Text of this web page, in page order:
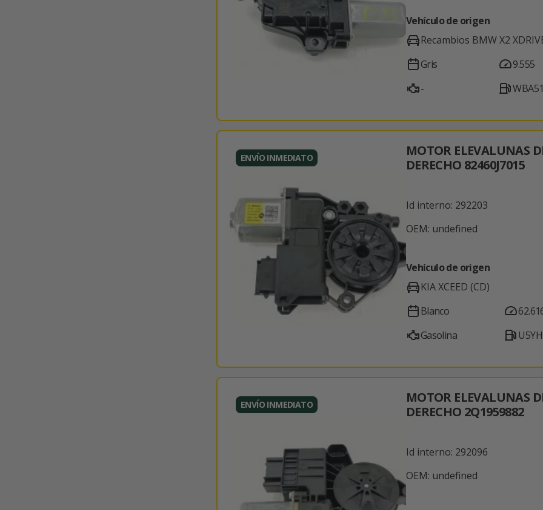
Vehículo de origen
Recambios BMW X2
Gris
-
9.555
ENVÍO INMEDIATO
MOTOR ELEVALUNAS
DERECHO 82460J7015
Id interno: 292203
OEM: undefined
Vehículo de origen
KIA XCEED (CD)
Blanco
Gasolina
ENVÍO INMEDIATO
MOTOR ELEVALUNAS
DERECHO 2Q1959882
Id interno: 292096
OEM: undefined